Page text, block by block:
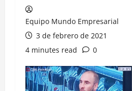
Equipo Mundo Empresarial
3 de febrero de 2021
4 minutes read
0